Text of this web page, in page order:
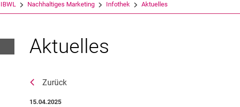
IBWL Nachhaltiges Marketing Infothek Aktuelles
Aktuelles
Zurück
15.04.2025